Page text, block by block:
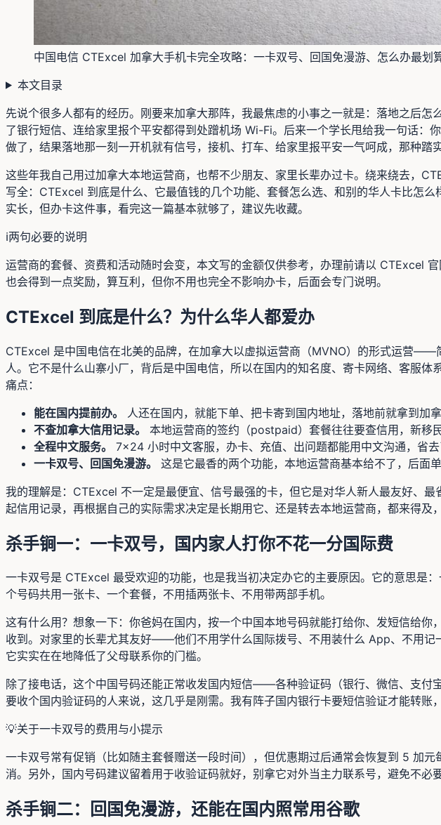
中国电信 CTExcel 加拿大手机卡完全攻略：一卡双号、回国免漫游、怎么办最划
本文目录
先说个很多人都有的经历。刚要来加拿大那阵，我最焦虑的小事之一就是：落地之后
了银行短信、连给家里报个平安都得到处蹭机场 Wi-Fi。后来一个学长甩给我一句话
做了，结果落地那一刻一开机就有信号，接机、打车、给家里报平安一气呵成，那种踏
这些年我自己用过加拿大本地运营商，也帮不少朋友、家里长辈办过卡。绕来绕去，
写全：CTExcel 到底是什么、它最值钱的几个功能、套餐怎么选、和别的华人卡比怎
实长，但办卡这件事，看完这一篇基本就够了，建议先收藏。
ℹ️两句必要的说明
运营商的套餐、资费和活动随时会变，本文写的金额仅供参考，办理前请以 CTExcel
也会得到一点奖励，算互利，但你不用也完全不影响办卡，后面会专门说明。
CTExcel 到底是什么？为什么华人都爱办
CTExcel 是中国电信在北美的品牌，在加拿大以虚拟运营商（MVNO）的形式运营
人。它不是什么山寨小厂，背后是中国电信，所以在国内的知名度、寄卡网络、客服
痛点：
能在国内提前办。
人还在国内，就能下单、把卡寄到国内地址，落地前就拿到加
不查加拿大信用记录。
本地运营商的签约（postpaid）套餐往往要查信用，新移
全程中文服务。
7×24 小时中文客服，办卡、充值、出问题都能用中文沟通，省
一卡双号、回国免漫游。
这是它最香的两个功能，本地运营商基本给不了，后面单
我的理解是：CTExcel 不一定是最便宜、信号最强的卡，但它是对华人新人最友好、
起信用记录，再根据自己的实际需求决定是长期用它、还是转去本地运营商，都来得及，
杀手锏一：一卡双号，国内家人打你不花一分国际费
一卡双号是 CTExcel 最受欢迎的功能，也是我当初决定办它的主要原因。它的意思
个号码共用一张卡、一个套餐，不用插两张卡、不用带两部手机。
这有什么用？想象一下：你爸妈在国内，按一个中国本地号码就能打给你、发短信给
收到。对家里的长辈尤其友好——他们不用学什么国际拨号、不用装什么 App、不用
它实实在在地降低了父母联系你的门槛。
除了接电话，这个中国号码还能正常收发国内短信——各种验证码（银行、微信、支
要收个国内验证码的人来说，这几乎是刚需。我有阵子国内银行卡要短信验证才能转账
💡关于一卡双号的费用与小提示
一卡双号常有促销（比如随主套餐赠送一段时间），但优惠期过后通常会恢复到 5 加
消。另外，国内号码建议留着用于收验证码就好，别拿它对外当主力联系号，避免不必要
杀手锏二：回国免漫游，还能在国内照常用谷歌